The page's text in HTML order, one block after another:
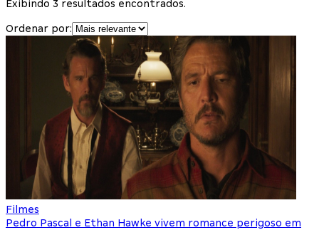
Exibindo 3 resultados encontrados.
Ordenar por:
Filmes
Pedro Pascal e Ethan Hawke vivem romance perigoso em